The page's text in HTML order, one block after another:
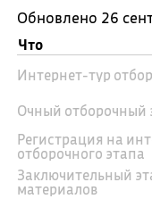
Обновлено 26
Что
Интернет-тур
Очный отборочный
Регистрация на
отборочного этапа
Заключительный
материалов